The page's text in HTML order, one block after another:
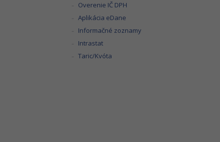
Overenie IČ DPH
Aplikácia eDane
Informačné zoznamy
Intrastat
Taric/Kvóta